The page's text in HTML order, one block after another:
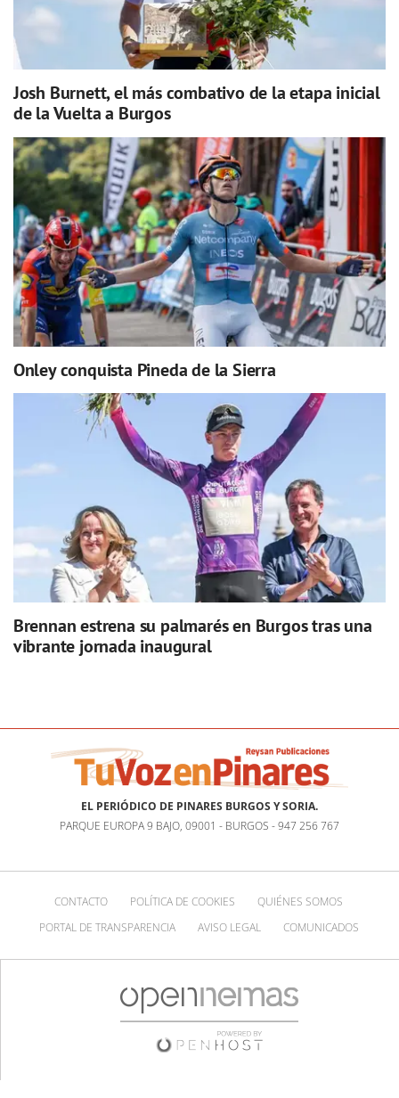
Josh Burnett, el más combativo de la etapa inicial
de la Vuelta a Burgos
Onley conquista Pineda de la Sierra
Brennan estrena su palmarés en Burgos tras una
vibrante jornada inaugural
EL PERIÓDICO DE PINARES BURGOS Y SORIA.
PARQUE EUROPA 9 BAJO, 09001 - BURGOS - 947 256 767
CONTACTO POLÍTICA DE COOKIES
QUIÉNES SOMOS
PORTAL DE TRANSPARENCIA
AVISO LEGAL COMUNICADOS